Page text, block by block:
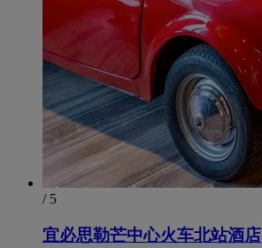
/ 5
宜必思勒芒中心火车北站酒店